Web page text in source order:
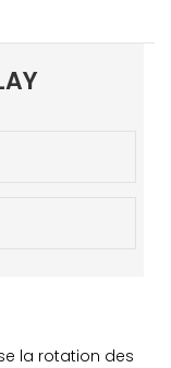
la rotation des